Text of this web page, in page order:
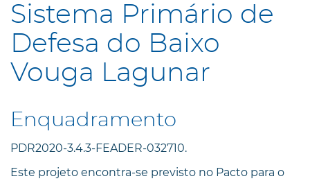
Sistema Primário de
Defesa do Baixo
Vouga Lagunar
Enquadramento
PDR2020-3.4.3-FEADER-032710.
Este projeto encontra-se previsto no Pacto para o